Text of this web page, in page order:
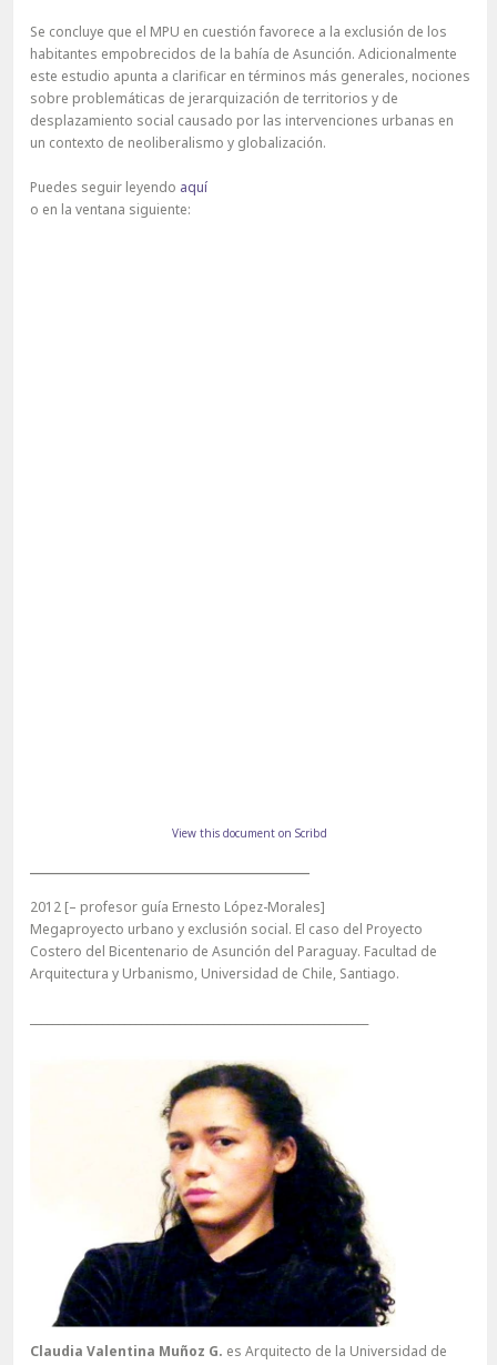
Se concluye que el MPU en cuestión favorece a la exclusión de los
habitantes empobrecidos de la bahía de Asunción. Adicionalmente
este estudio apunta a clarificar en términos más generales, nociones
sobre problemáticas de jerarquización de territorios y de
desplazamiento social causado por las intervenciones urbanas en
un contexto de neoliberalismo y globalización.
Puedes seguir leyendo aquí
o en la ventana siguiente:
View this document on Scribd
2012 [– profesor guía Ernesto López-Morales]
Megaproyecto urbano y exclusión social. El caso del Proyecto
Costero del Bicentenario de Asunción del Paraguay. Facultad de
Arquitectura y Urbanismo, Universidad de Chile, Santiago.
Claudia Valentina Muñoz G. es Arquitecto de la Universidad de